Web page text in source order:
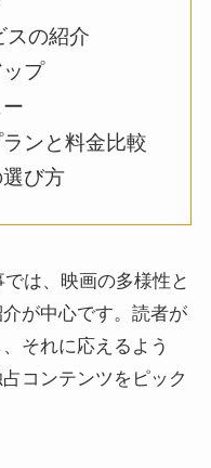
スの紹介
プ
ンと料金比較
び方
は、映画の多様性と
が中心です。読者が
それに応えるよう
コンテンツをピック